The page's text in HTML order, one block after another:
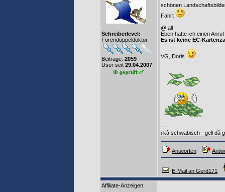
Schreiberlevel:
Forendoppeldoktor
Beiträge: 2059
User seit 29.04.2007
schönen
Fahrt
@ all
Eben hatte ich einen
Es ist keine EC-
VG, Doris
--
i kâ schwäbisch - gell dâ
Antworten
E-Mail an Gerd171
Affiliate-Anzeigen: